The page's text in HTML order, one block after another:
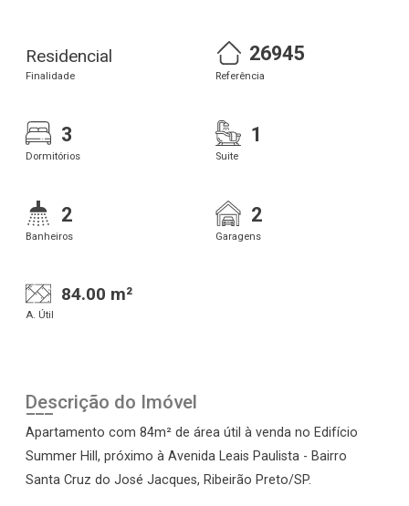
Residencial
Finalidade
26945
Referência
3
Dormitórios
1
Suite
2
Banheiros
2
Garagens
84.00 m²
A. Útil
Descrição do Imóvel
Apartamento com 84m² de área útil à venda no Edifício
Summer Hill, próximo à Avenida Leais Paulista - Bairro
Santa Cruz do José Jacques, Ribeirão Preto/SP.